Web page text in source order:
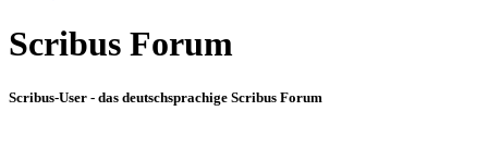
Scribus Forum
Scribus-User - das deutschsprachige Scribus Forum